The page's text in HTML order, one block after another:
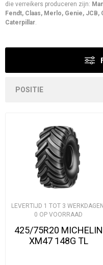
die verreikers produceren zijn:
Fendt, Claas, Merlo, Genie,
Caterpillar.
LEVERTIJD 1 TOT 3 WERKDAGEN.
0 OP VOORRAAD
425/75R20 MICHELIN
XM47 148G TL